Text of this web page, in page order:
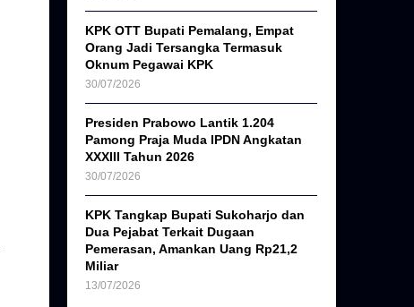
KPK OTT Bupati Pemalang, Empat
Orang Jadi Tersangka Termasuk
Oknum Pegawai KPK
30/07/2026
Presiden Prabowo Lantik 1.204
Pamong Praja Muda IPDN Angkatan
XXXIII Tahun 2026
30/07/2026
KPK Tangkap Bupati Sukoharjo dan
Dua Pejabat Terkait Dugaan
Pemerasan, Amankan Uang Rp21,2
Miliar
13/07/2026